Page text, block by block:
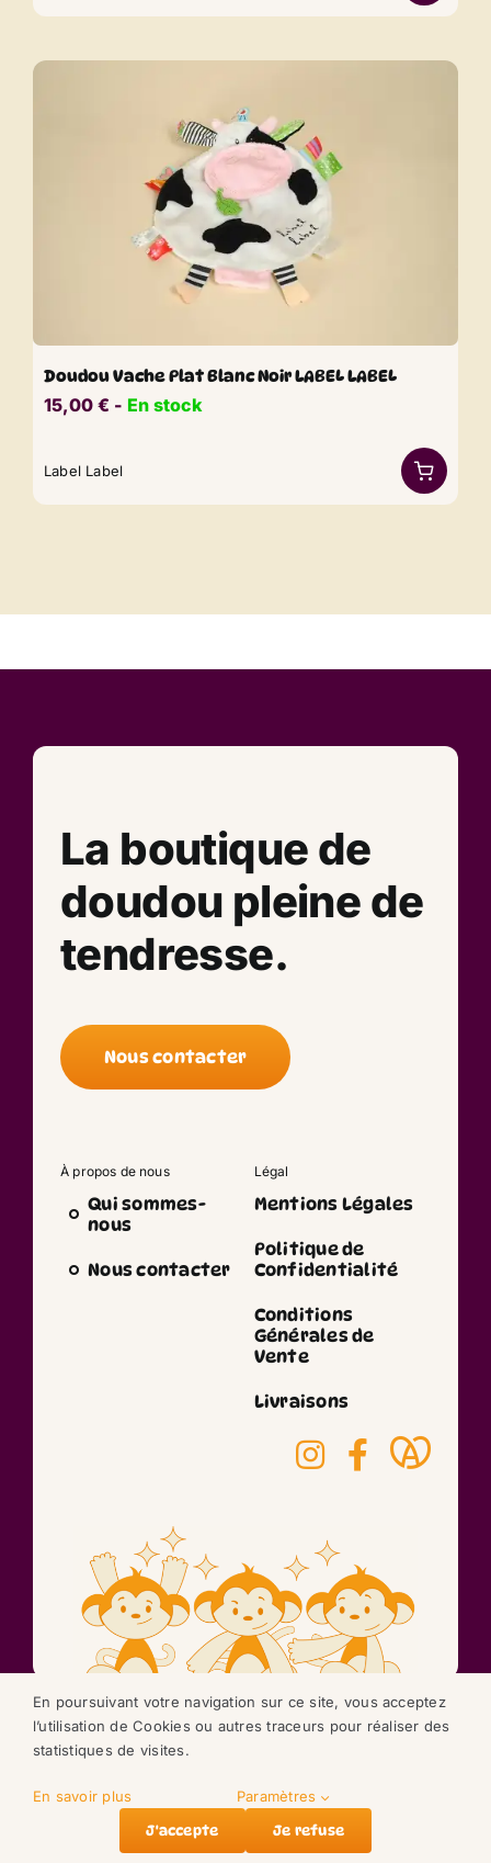
Doudou Vache Plat Blanc Noir LABEL LABEL
15,00 € ​​ - En stock
Label Label
La boutique de
doudou pleine de
tendresse.
Nous contacter
À propos de nous
Qui sommes-
nous
Nous contacter
Légal
Mentions Légales
Politique de
Confidentialité
Conditions
Générales de
Vente
Livraisons
©2026 réalisation
Nos doudous
En poursuivant votre navigation sur ce site, vous acceptez
l’utilisation de Cookies ou autres traceurs pour réaliser des
statistiques de visites.
En savoir plus
Paramètres
J'accepte
Je refuse